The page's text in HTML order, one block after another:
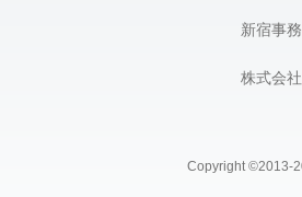
新宿事
株式会
Copyright ©2013-